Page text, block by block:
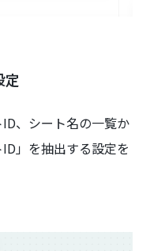
定
、シート名の一覧か
」を抽出する設定を